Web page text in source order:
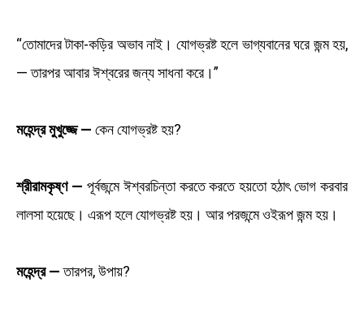
“তোমাদের টাকা-কড়ির অভাব নাই। যোগভ্রষ্ট হলে ভাগ্যবানের ঘরে জন্ম হয়,
— তারপর আবার ঈশ্বরের জন্য সাধনা করে।”
মহেন্দ্র মুখুজ্জে — কেন যোগভ্রষ্ট হয়?
শ্রীরামকৃষ্ণ — পূর্বজন্মে ঈশ্বরচিন্তা করতে করতে হয়তো হঠাৎ ভোগ করবার
লালসা হয়েছে। এরূপ হলে যোগভ্রষ্ট হয়। আর পরজন্মে ওইরূপ জন্ম হয়।
মহেন্দ্র —তারপর, উপায়?